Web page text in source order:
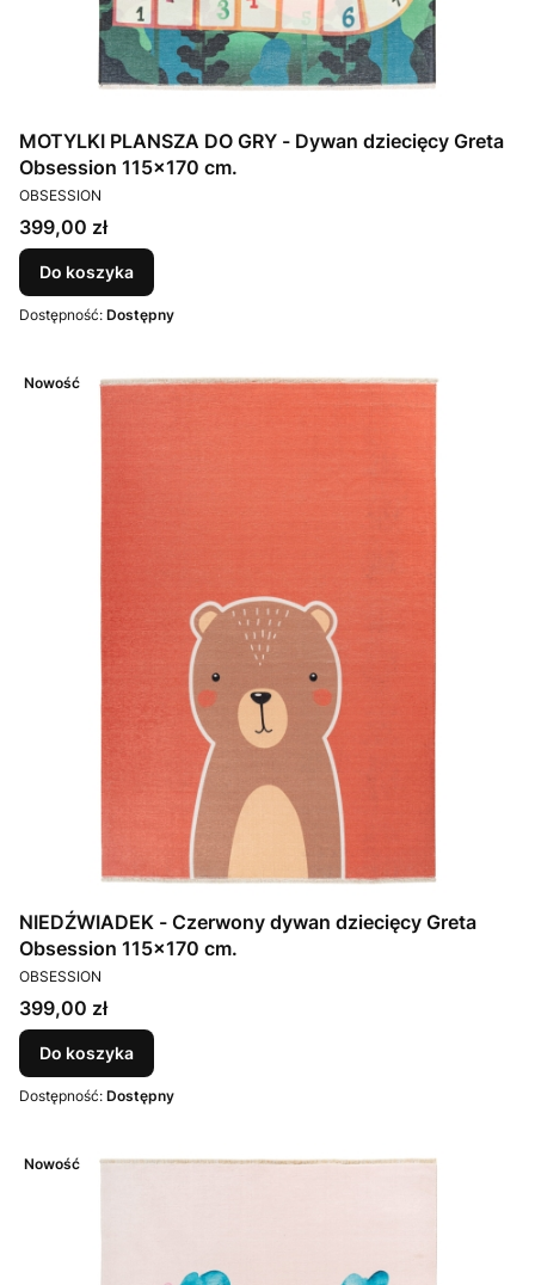
MOTYLKI PLANSZA DO GRY - Dywan dziecięcy Greta
Obsession 115x170 cm.
PRODUCENT
OBSESSION
Cena
399,00 zł
Do koszyka
Dostępność: Dostępny
Nowość
NIEDŹWIADEK - Czerwony dywan dziecięcy Greta
Obsession 115x170 cm.
PRODUCENT
OBSESSION
Cena
399,00 zł
Do koszyka
Dostępność: Dostępny
Nowość